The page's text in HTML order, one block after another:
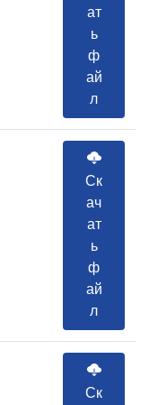
ат
ь
ф
ай
л
Ск
ач
ат
ь
ф
ай
л
Ск